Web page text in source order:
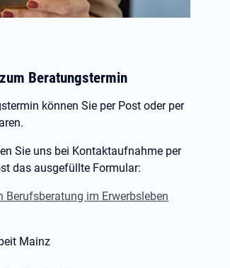
Beratungstermin
können Sie per Post oder per
Sie uns bei Kontaktaufnahme per
das ausgefüllte Formular:
Berufsberatung im Erwerbsleben
Mainz